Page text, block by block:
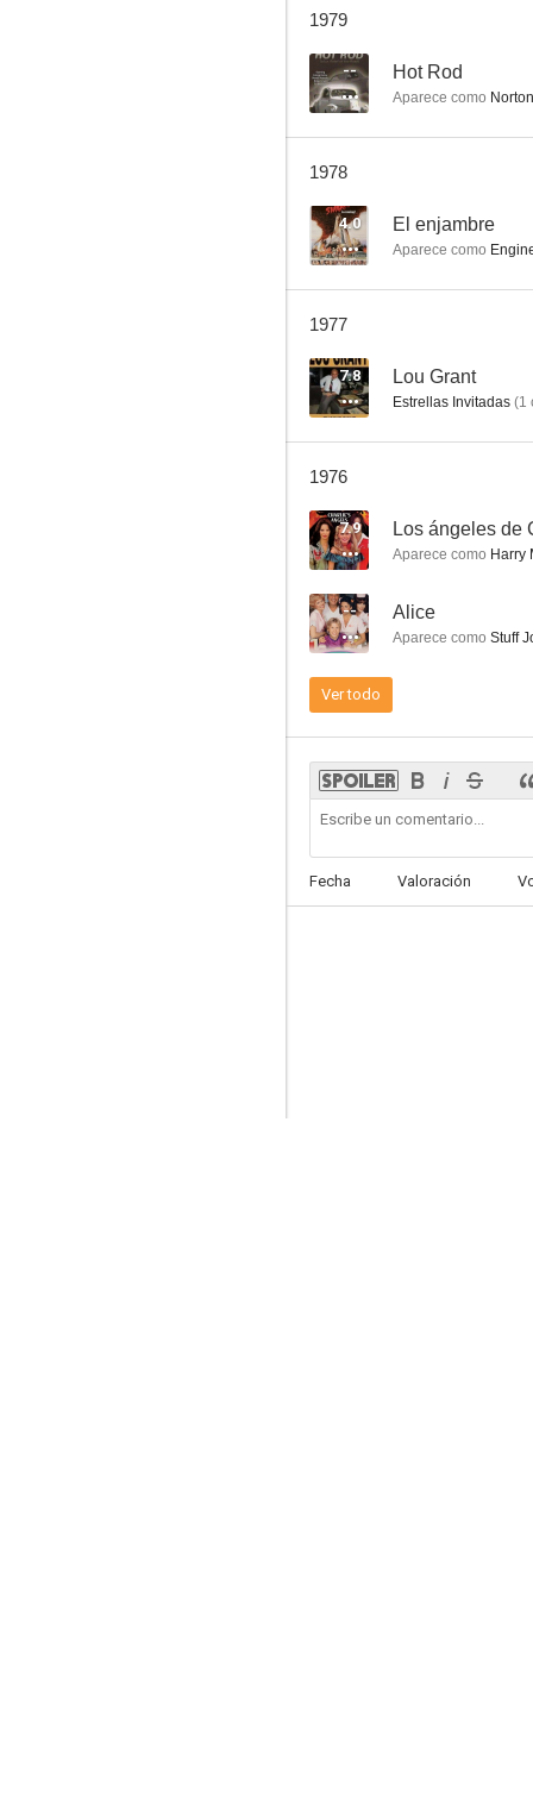
7.5
1979
-- Hot Rod
Aparece como
1978
4.0 El enjambre
Aparece como
1977
7.8 Lou Grant
Estrellas Invitadas (1
1976
7.9 Los ángeles de
Aparece como Harry
-- Alice
Aparece como Stuff
Ver todo
Fecha Valoración